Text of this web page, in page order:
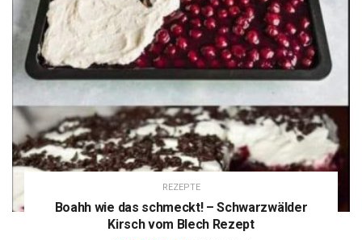
REZEPTE
Boahh wie das schmeckt! – Schwarzwälder
Kirsch vom Blech Rezept